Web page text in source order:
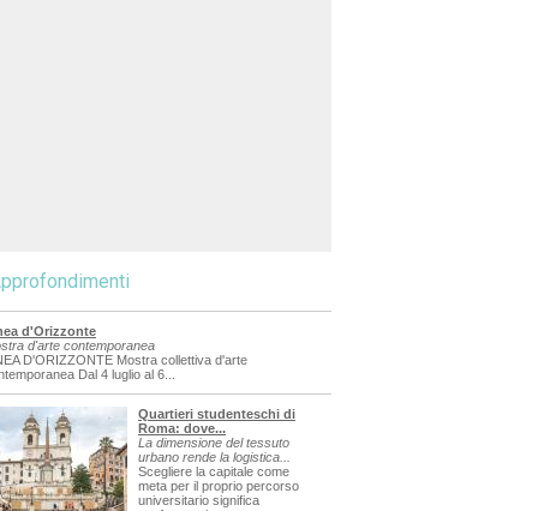
d'Orizzonte
d'arte contemporanea
D'ORIZZONTE Mostra collettiva d'arte
Dal 4 luglio al 6...
Quartieri studenteschi di
Roma: dove...
La dimensione del tessuto
urbano rende la logistica...
Scegliere la capitale come
meta per il proprio percorso
universitario significa